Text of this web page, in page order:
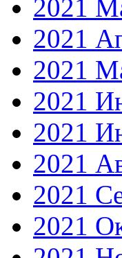
2021
2021
2021
2021
2021
2021
2021
2021